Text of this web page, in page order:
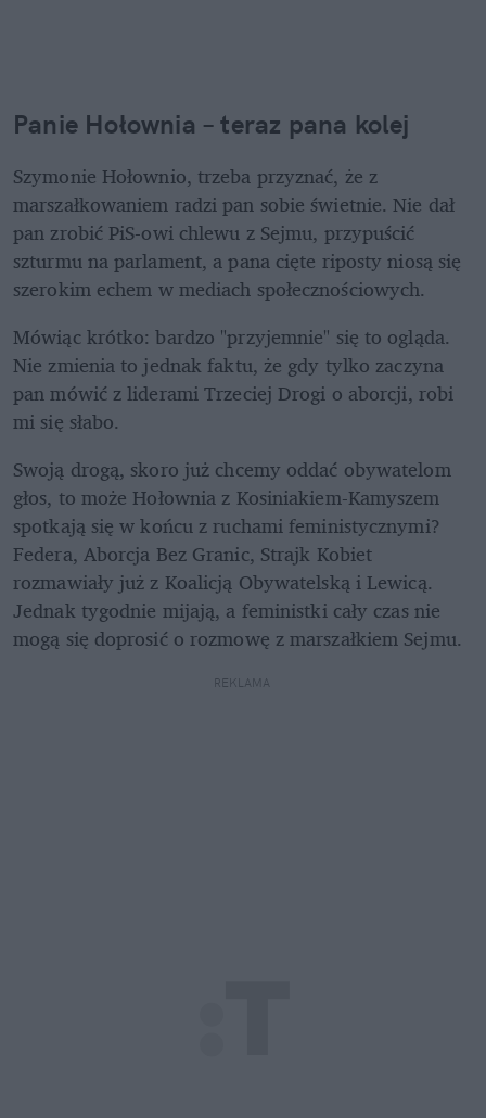
Panie Hołownia – teraz pana kolej
Szymonie Hołownio, trzeba przyznać, że z
marszałkowaniem radzi pan sobie świetnie. Nie dał
pan zrobić PiS-owi chlewu z Sejmu, przypuścić
szturmu na parlament, a pana cięte riposty niosą się
szerokim echem w mediach społecznościowych.
Mówiąc krótko: bardzo "przyjemnie" się to ogląda.
Nie zmienia to jednak faktu, że gdy tylko zaczyna
pan mówić z liderami Trzeciej Drogi o aborcji, robi
mi się słabo.
Swoją drogą, skoro już chcemy oddać obywatelom
głos, to może Hołownia z Kosiniakiem-Kamyszem
spotkają się w końcu z ruchami feministycznymi?
Federa, Aborcja Bez Granic, Strajk Kobiet
rozmawiały już z Koalicją Obywatelską i Lewicą.
Jednak tygodnie mijają, a feministki cały czas nie
mogą się doprosić o rozmowę z marszałkiem Sejmu.
REKLAMA